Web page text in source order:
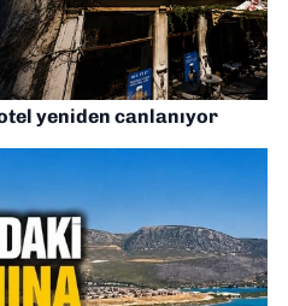
yeniden canlanıyor